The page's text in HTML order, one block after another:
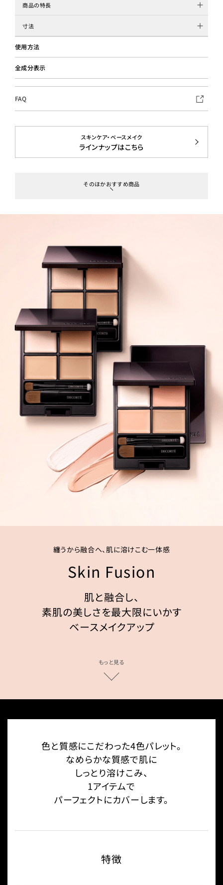
商品の特長
寸法
使用方法
全成分表示
FAQ
スキンケア・ベースメイク
ラインナップはこちら
そのほかおすすめ商品
纏うから融合へ、肌に溶けこむ一体感
Skin Fusion
肌と融合し、
素肌の美しさを最大限にいかす
ベースメイクアップ
もっと見る
色と質感にこだわった4色パレット。
なめらかな質感で肌に
しっとり溶けこみ、
1アイテムで
パーフェクトにカバーします。
特徴